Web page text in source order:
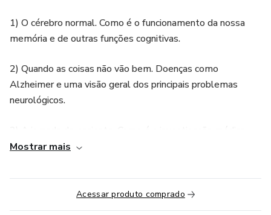
1) O cérebro normal. Como é o funcionamento da nossa
memória e de outras funções cognitivas.
2) Quando as coisas não vão bem. Doenças como
Alzheimer e uma visão geral dos principais problemas
neurológicos.
habitual. Diagnosticando precocemente e rastreando os
4) O pulo do gato: como os hábitos têm a ver com as
doenças cerebrais?
Mostrar mais
Acessar produto comprado